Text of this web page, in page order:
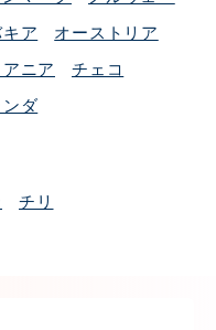
ア
オーストリア
アニア
チェコ
ダ
チリ